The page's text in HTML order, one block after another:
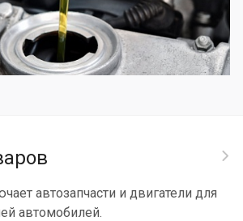
автозапчасти и двигатели для
автомобилей.